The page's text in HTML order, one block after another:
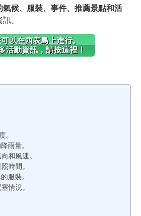
氣候、服裝、事件、推薦景點和活
。
以在西表島上進行。
活動資訊，請按這裡！
。
雨量。
和風速。
時間。
服裝。
情況。